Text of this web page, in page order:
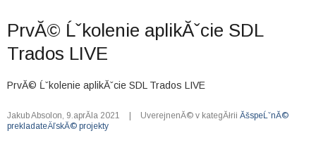
PrvĂ© Ĺˇkolenie aplikĂˇcie SDL
Trados LIVE
PrvĂ© Ĺˇkolenie aplikĂˇcie SDL Trados LIVE
Jakub Absolon, 9.aprĂ­la 2021 UverejnenĂ© v kategĂłrii ĂšspeĹˇnĂ©
prekladateÄľskĂ© projekty